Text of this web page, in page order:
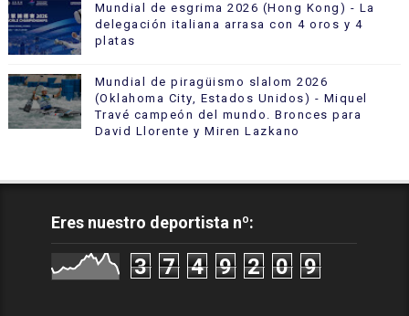
Mundial de esgrima 2026 (Hong Kong) - La
delegación italiana arrasa con 4 oros y 4
platas
Mundial de piragüismo slalom 2026
(Oklahoma City, Estados Unidos) - Miquel
Travé campeón del mundo. Bronces para
David Llorente y Miren Lazkano
Eres nuestro deportista nº:
3 7 4 9 2 0 9